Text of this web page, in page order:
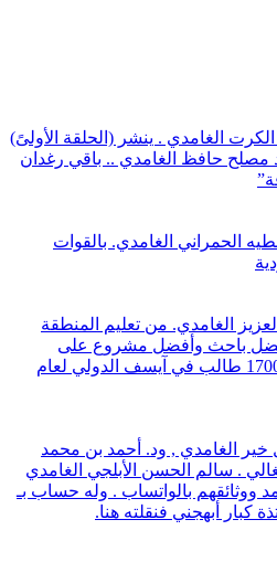
الغامدي . ينشر (الحلقة الأولىً)
مصلح حافظ الغامدي .. باقي رغدان
الحمراني الغامدي. بالقوات
الغامدي. من تعليم المنطقة
باحث وأفضل مشروع على
مستوى العالم من بين 1700 طالب في آيسف الدولي لعام
خير الغامدي , ود. أحمد بن محمد
. سالم الحسن الأبلجي الغامدي
بالواتساب . وله حساب بـ
كبار أبهجني فنقلته هنا.